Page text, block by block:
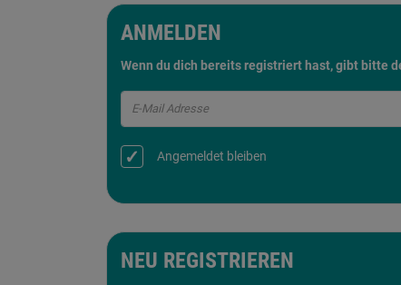
ANMELDEN
Wenn du dich bereits registriert hast, gibt bitte
E-Mail Adresse
Angemeldet bleiben
NEU REGISTRIEREN